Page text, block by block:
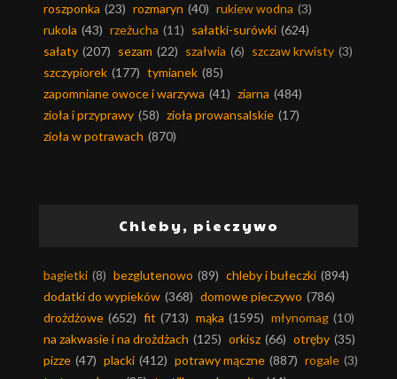
roszponka (23) rozmaryn (40) rukiew wodna (3)
rukola (43) rzeżucha (11) sałatki-surówki (624)
sałaty (207) sezam (22) szałwia (6) szczaw krwisty (3)
szczypiorek (177) tymianek (85)
zapomniane owoce i warzywa (41) ziarna (484)
zioła i przyprawy (58) zioła prowansalskie (17)
zioła w potrawach (870)
Chleby, pieczywo
bagietki (8) bezglutenowo (89) chleby i bułeczki (894)
dodatki do wypieków (368) domowe pieczywo (786)
drożdżowe (652) fit (713) mąka (1595) młynomag (10)
na zakwasie i na drożdżach (125) orkisz (66) otręby (35)
pizze (47) placki (412) potrawy mączne (887) rogale (3)